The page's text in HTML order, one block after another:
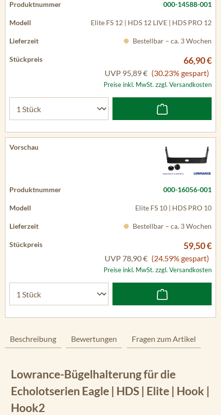
000-14588-001
Elite FS 12 | HDS 12 LIVE | HDS PRO 12
Bestellbar – ca. 3 Wochen
66,90 €
UVP 95,89 € (30.23% gespart)
Preise inkl. MwSt. zzgl. Versandkosten
000-16056-001
Elite FS 10 | HDS PRO 10
Bestellbar – ca. 3 Wochen
59,50 €
UVP 78,90 € (24.59% gespart)
Preise inkl. MwSt. zzgl. Versandkosten
Beschreibung Bewertungen Fragen zum Artikel
Lowrance-Bügelhalterung für die
Echolotserien Eagle | HDS | Elite | Hook |
Hook2